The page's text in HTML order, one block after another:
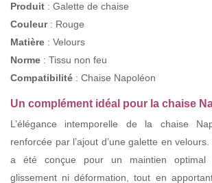
Produit : Galette de chaise
Couleur: Rouge
Matière : Velours
Norme : Tissu non feu
Compatibilité : Chaise Napoléon
Un complément idéal pour la chaise
L’élégance intemporelle de la chaise
renforcée par l’ajout d’une galette en
a été conçue pour un maintien optimal
glissement ni déformation, tout en